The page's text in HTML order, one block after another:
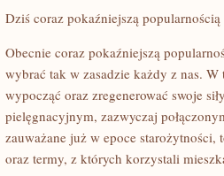
FORMĘ,
JUŻ
PRZEŻYŁ
NIEJ
JAKIEŚ
BARDZO
Dziś coraz pokaźniejszą
Obecnie coraz pokaźniejszą
wybrać tak w zasadzie każdy z nas.
wypocząć oraz zregenerować swoje
pielęgnacyjnym, zazwyczaj
zauważane już w epoce
oraz termy, z których korzystali